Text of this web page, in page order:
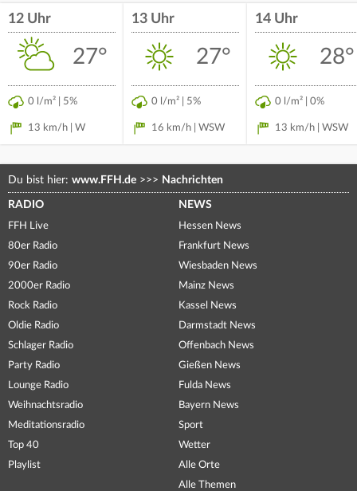
12 Uhr
27°
0 l/m² | 5%
13 km/h | W
13 Uhr
27°
0 l/m² | 5%
16 km/h | WSW
14 Uhr
28°
0 l/m² | 0%
13 km/h | WSW
Du bist hier: www.FFH.de >>> Nachrichten
RADIO
FFH Live
80er Radio
90er Radio
2000er Radio
Rock Radio
Oldie Radio
Schlager Radio
Party Radio
Lounge Radio
Weihnachtsradio
Meditationsradio
Top 40
Playlist
NEWS
Hessen News
Frankfurt News
Wiesbaden News
Mainz News
Kassel News
Darmstadt News
Offenbach News
Gießen News
Fulda News
Bayern News
Sport
Wetter
Alle Orte
Alle Themen